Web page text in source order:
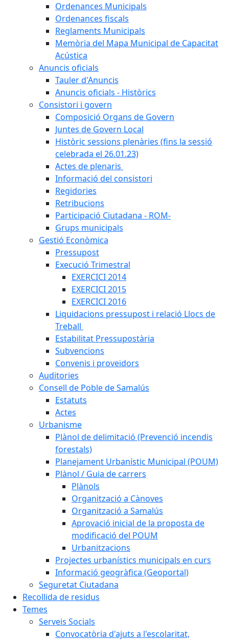
Ordenances Municipals
Ordenances fiscals
Reglaments Municipals
Memòria del Mapa Municipal de Capacitat
Acústica
Anuncis oficials
Tauler d'Anuncis
Anuncis oficials - Històrics
Consistori i govern
Composició Organs de Govern
Juntes de Govern Local
Històric sessions plenàries (fins la sessió
celebrada el 26.01.23)
Actes de plenaris
Informació del consistori
Regidories
Retribucions
Participació Ciutadana - ROM-
Grups municipals
Gestió Econòmica
Pressupost
Execució Trimestral
EXERCICI 2014
EXERCICI 2015
EXERCICI 2016
Liquidacions pressupost i relació Llocs de
Treball
Estabilitat Pressupostària
Subvencions
Convenis i proveïdors
Auditories
Consell de Poble de Samalús
Estatuts
Actes
Urbanisme
Plànol de delimitació (Prevenció incendis
forestals)
Planejament Urbanístic Municipal (POUM)
Plànol / Guia de carrers
Plànols
Organització a Cànoves
Organització a Samalús
Aprovació inicial de la proposta de
modificació del POUM
Urbanitzacions
Projectes urbanístics municipals en curs
Informació geogràfica (Geoportal)
Seguretat Ciutadana
Recollida de residus
Temes
Serveis Socials
Convocatòria d'ajuts a l'escolaritat,